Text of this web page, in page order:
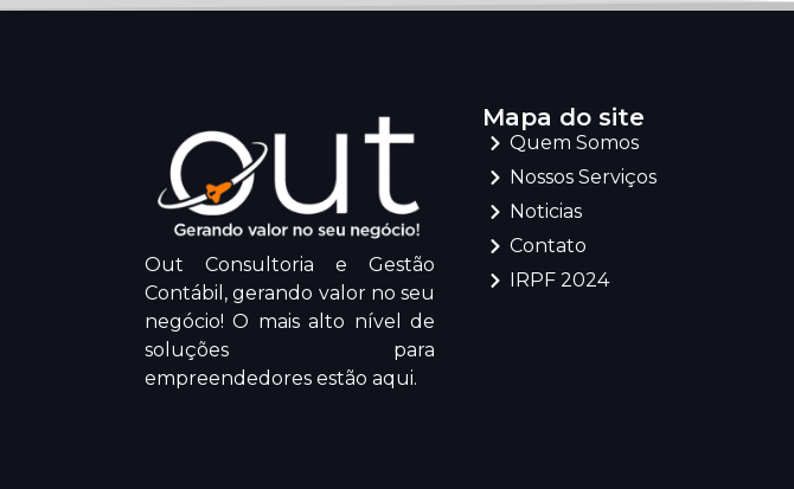
Out Consultoria e Gestão
Contábil, gerando valor no seu
negócio! O mais alto nível de
soluções para
empreendedores estão aqui.
Mapa do site
Quem Somos
Nossos Serviços
Noticias
Contato
IRPF 2024